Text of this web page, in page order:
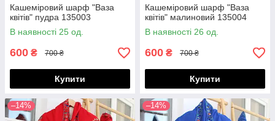
Кашеміровий шарф "Ваза
квітів" пудра 135003
В наявності 25 од.
600 ₴ 700 ₴
Купити
Кашеміровий шарф "Ваза
квітів" малиновий 135004
В наявності 26 од.
600 ₴ 700 ₴
Купити
–14% –14%